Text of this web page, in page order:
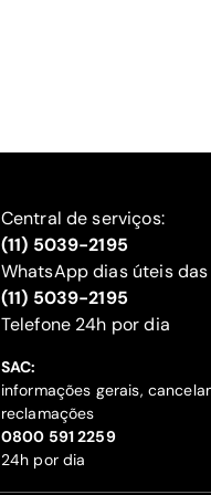
Central de serviços:
(11) 5039-2195
WhatsApp dias úteis
(11) 5039-2195
‍Telefone 24h por dia
SAC:
informações gerais,
reclamações
‍0800 591 2259
24h por dia